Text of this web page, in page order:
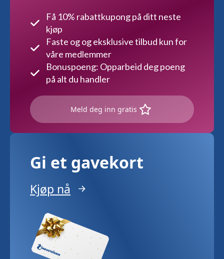
Få 10% rabattkupong på ditt neste
kjøp
Faste og og eksklusive tilbud kun for
våre medlemmer
Bonuspoeng: Opparbeid deg poeng
på alt du handler
Meld deg inn gratis
Gi et gavekort
Kjøp nå